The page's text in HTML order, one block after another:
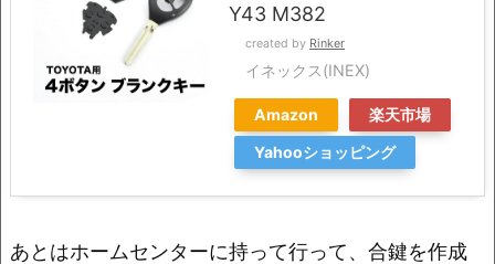
Y43 M382
created by Rinker
イネックス(INEX)
Amazon
楽天市場
Yahooショッピング
あとはホームセンターに持って行って、合鍵を作成